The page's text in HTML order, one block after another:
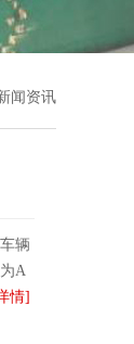
闻资讯
辆
A
情]